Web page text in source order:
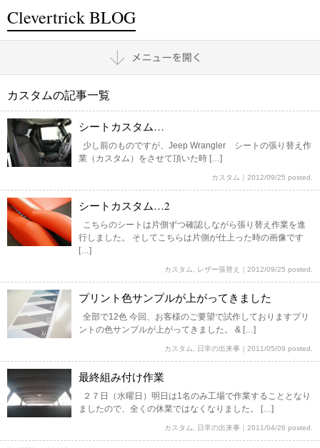
Clevertrick BLOG
カスタムの記事一覧
シートカスタム…
少し前のものですが、Jeep Wrangler シートの張り替え作
業（カスタム）をさせて頂いた時 […]
カスタム 2012/09/25 posted.
シートカスタム…2
こちらのシートは片側ずつ確認しながら張り替え作業を進
行しました。 そしてこちらは片側が仕上った時の画像です
[…]
カスタム レザー張替え 2012/09/25 posted.
プリント色サンプルが上がってきました
全部で12色 今回、お客様のご要望で試作しておりますプリ
ントの色サンプルが上がってきました。 & […]
カスタム 日常の出来事 2011/05/09 posted.
最終組み付け作業
２７日（水曜日）明日は1名のみ工場で作業することとなり
ましたので、全くの休業ではなくなりました。 […]
カスタム 日常の出来事 2011/04/26 posted.